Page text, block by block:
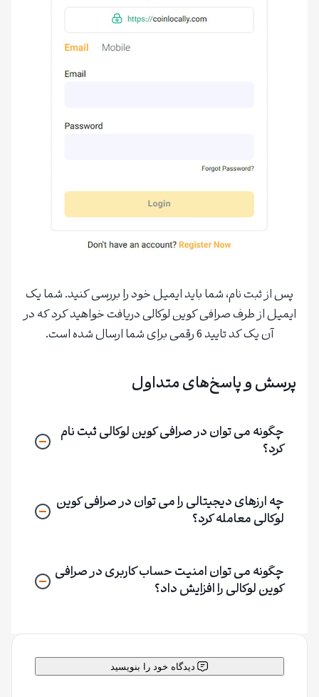
پس از ثبت نام، شما باید ایمیل خود را بررسی کنید. شما یک
ایمیل از طرف صرافی کوین لوکالی دریافت خواهید کرد که در
آن یک کد تایید 6 رقمی برای شما ارسال شده است.
پرسش و پاسخ‌های متداول
چگونه می توان در صرافی کوین لوکالی ثبت نام
کرد؟
چه ارزهای دیجیتالی را می توان در صرافی کوین
لوکالی معامله کرد؟
چگونه می توان امنیت حساب کاربری در صرافی
کوین لوکالی را افزایش داد؟
دیدگاه خود را بنویسید